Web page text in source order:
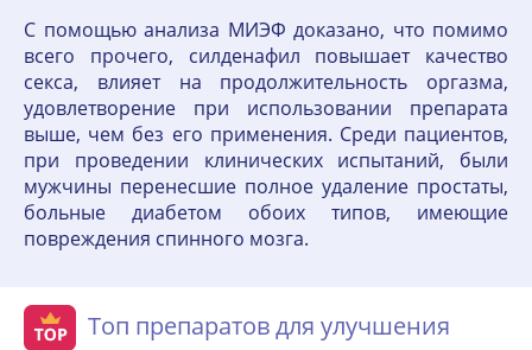
С помощью анализа МИЭФ доказано, что помимо
всего прочего, силденафил повышает качество
секса, влияет на продолжительность оргазма,
удовлетворение при использовании препарата
выше, чем без его применения. Среди пациентов,
при проведении клинических испытаний, были
мужчины перенесшие полное удаление простаты,
больные диабетом обоих типов, имеющие
повреждения спинного мозга.
Топ препаратов для улучшения